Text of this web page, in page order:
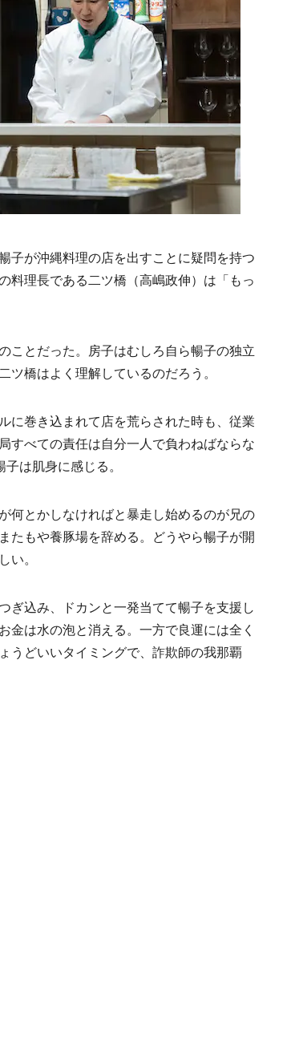
子が沖縄料理の店を出すことに疑問を持つ
料理長である二ツ橋（高嶋政伸）は「もっ
ことだった。房子はむしろ自ら暢子の独立
橋はよく理解しているのだろう。
に巻き込まれて店を荒らされた時も、従業
すべての責任は自分一人で負わねばならな
は肌身に感じる。
何とかしなければと暴走し始めるのが兄の
たもや養豚場を辞める。どうやら暢子が開
。
込み、ドカンと一発当てて暢子を支援し
金は水の泡と消える。一方で良運には全く
うどいいタイミングで、詐欺師の我那覇